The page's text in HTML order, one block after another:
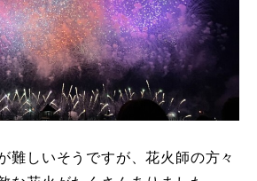
難しいそうですが、花火師の方々